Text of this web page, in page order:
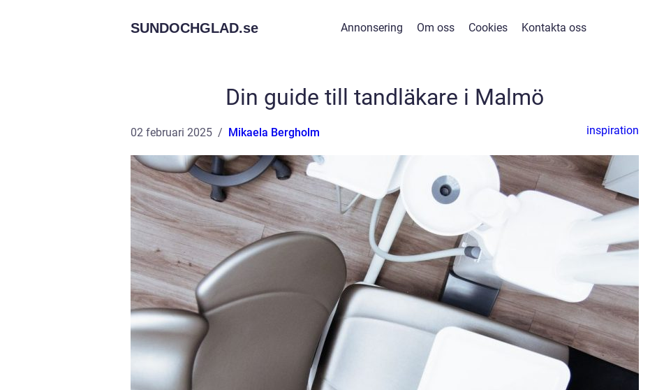
SUNDOCHGLAD.se Annonsering Om oss Cookies Kontakta oss
Din guide till tandläkare i Malmö
02 februari 2025 Mikaela Bergholm inspiration